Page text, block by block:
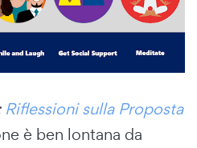
Riflessioni sulla Proposta
è ben lontana da